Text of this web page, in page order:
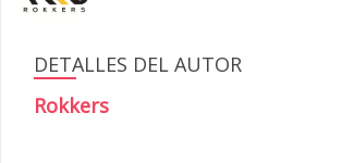
DETALLES DEL AUTOR
Rokkers